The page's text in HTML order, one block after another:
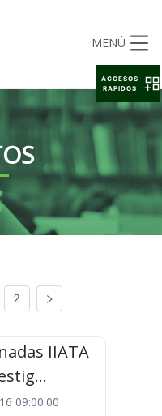
MENÚ
2
IIATA
09:00:00
ACCESOS
RAPIDOS